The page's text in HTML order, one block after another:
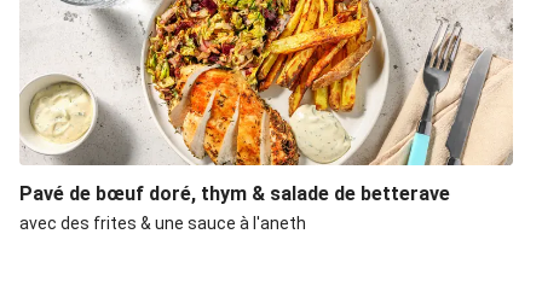
Pavé de bœuf doré, thym & salade de betterave
avec des frites & une sauce à l'aneth